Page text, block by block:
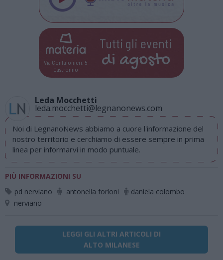
Via Confalonieri, 5
Castronno
Tutti gli eventi
di agosto
Leda Mocchetti
leda.mocchetti@legnanonews.com
Noi di LegnanoNews abbiamo a cuore l'informazione del
nostro territorio e cerchiamo di essere sempre in prima
linea per informarvi in modo puntuale.
PIÙ INFORMAZIONI SU
pd nerviano
antonella forloni
daniela colombo
nerviano
LEGGI GLI ALTRI ARTICOLI DI
ALTO MILANESE